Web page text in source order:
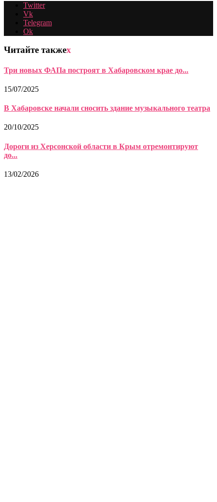
Twitter
Vk
Telegram
Ok
Читайте такжеx
Три новых ФАПа построят в Хабаровском крае до...
15/07/2025
В Хабаровске начали сносить здание музыкального театра
20/10/2025
Дороги из Херсонской области в Крым отремонтируют
до...
13/02/2026